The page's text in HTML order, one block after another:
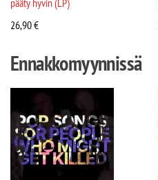
pääty hyvin (LP)
26,90€
Ennakkomyynnissä